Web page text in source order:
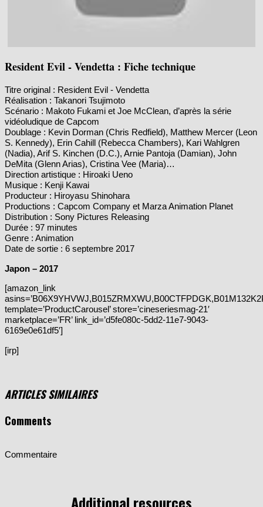
Resident Evil - Vendetta : Fiche technique
Titre original : Resident Evil - Vendetta
Réalisation : Takanori Tsujimoto
Scénario : Makoto Fukami et Joe McClean, d’après la série
vidéoludique de Capcom
Doublage : Kevin Dorman (Chris Redfield), Matthew Mercer (Leon
S. Kennedy), Erin Cahill (Rebecca Chambers), Kari Wahlgren
(Nadia), Arif S. Kinchen (D.C.), Arnie Pantoja (Damian), John
DeMita (Glenn Arias), Cristina Vee (Maria)…
Direction artistique : Hiroaki Ueno
Musique : Kenji Kawai
Producteur : Hiroyasu Shinohara
Productions : Capcom Company et Marza Animation Planet
Distribution : Sony Pictures Releasing
Durée : 97 minutes
Genre : Animation
Date de sortie : 6 septembre 2017
Japon – 2017
[amazon_link
template=’ProductCarousel’ store=’cineseriesmag-21′
marketplace=’FR’ link_id=’d5fe080c-5dd2-11e7-9043-
6169e0e61df5′]
[irp]
ARTICLES SIMILAIRES
Comments
Commentaire
Additional resources